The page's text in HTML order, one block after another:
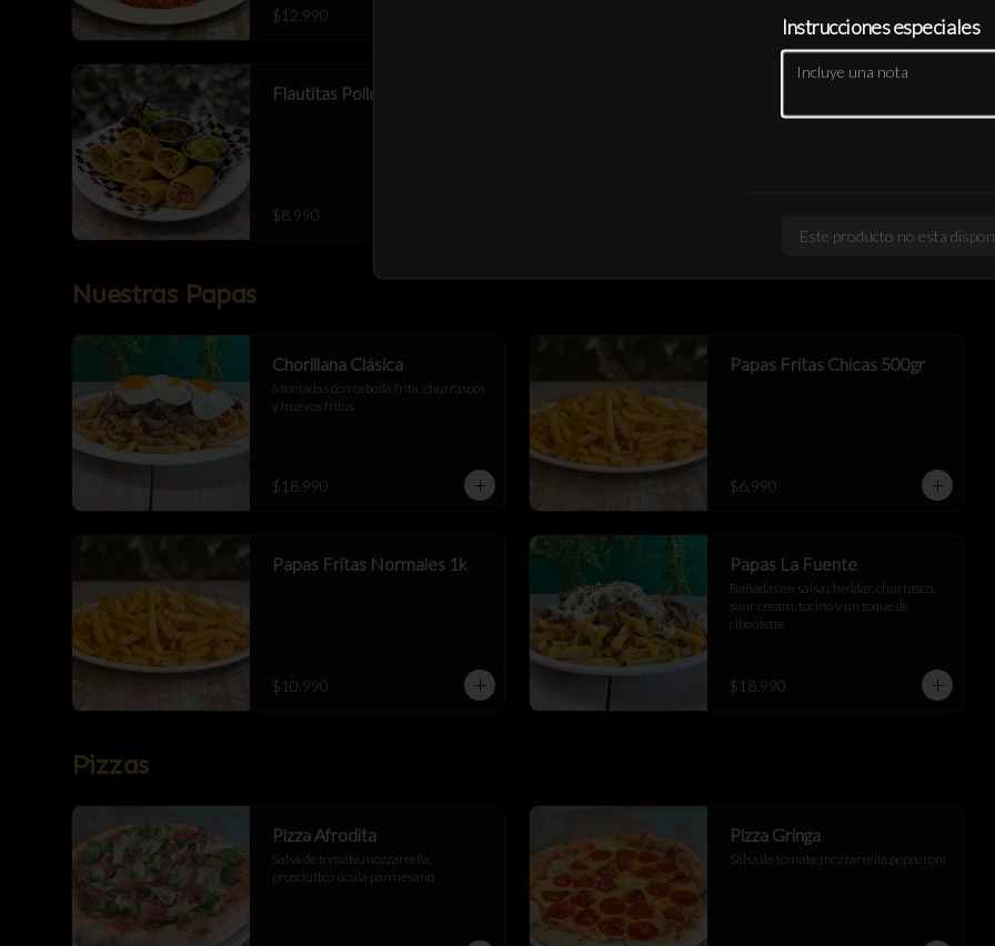
$12.990
Flautitas Pollo Bbq 6 Cortes
$8.990
2 queso+ 2 birria res queso+ 2 cerdo
Nuestras Papas
Chorillana Clásica
Montadas con cebolla frita, churrascos
y huevos fritos
$18.990
Papas Fritas Chicas 500gr
$6.990
Papas Fritas Normales 1k
$10.990
Papas La Fuente
Bañadas en salsa cheddar, churrasco,
sour cream, tocino y un toque de
ciboulette
$18.990
Pizzas
Pizza Afrodita
Salsa de tomate,mozzarrella,
prosciutto,rúcula,parmesano
Pizza Gringa
Salsa de tomate,mozzarrella,pepperoni
Instrucciones especiales
Este producto no esta